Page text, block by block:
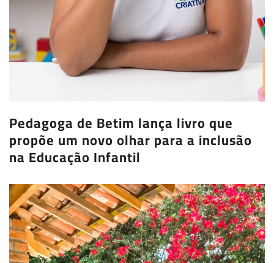
Pedagoga de Betim lança livro que
propõe um novo olhar para a inclusão
na Educação Infantil